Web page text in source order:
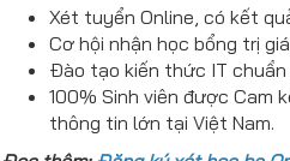
Xét tuyển Online, có kết
Cơ hội nhận học bổng trị
Đào tạo kiến thức IT
100% Sinh viên được Cam
thông tin lớn tại Việt Nam.